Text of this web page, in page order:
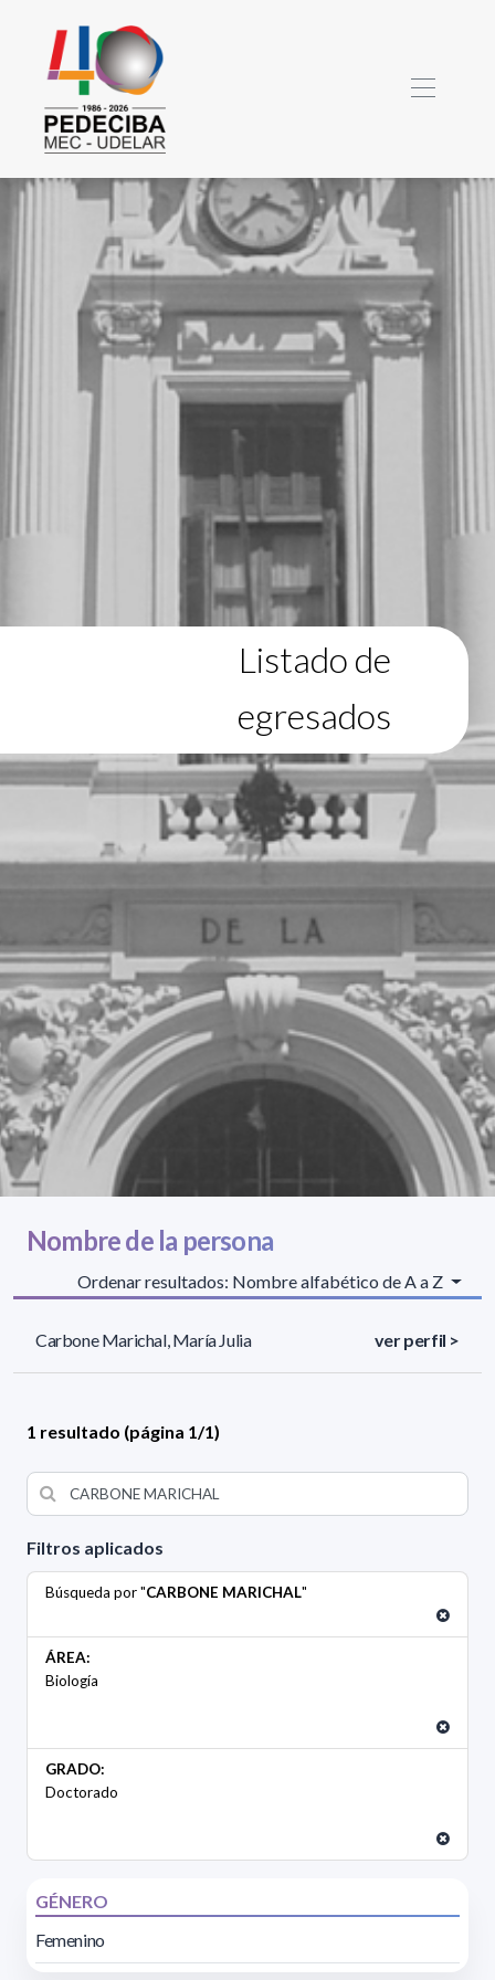
Listado de
egresados
Filtros aplicados
Búsqueda por "CARBONE MARICHAL"
ÁREA:
Biología
GRADO:
Doctorado
GÉNERO
Femenino
Nombre de la persona
Ordenar resultados: Nombre alfabético de A a Z
Carbone Marichal, María Julia ver perfil >
1 resultado (página 1/1)